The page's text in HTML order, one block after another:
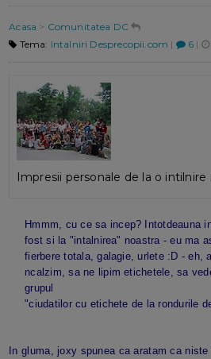
Acasa > Comunitatea DC
Tema: Intalniri Desprecopii.com | 6 |
Impresii personale de la o intilnire
Hmmm, cu ce sa incep? Intotdeauna
fost si la "intalnirea" noastra - eu ma
fierbere totala, galagie, urlete :D - eh,
ncalzim, sa ne lipim etichetele, sa
grupul
"ciudatilor cu etichete de la rondurile
In gluma, joxy spunea ca aratam ca